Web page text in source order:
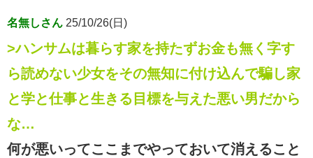
名無しさん 25/10/26(日)
>ハンサムは暮らす家を持たずお金も無く字す
ら読めない少女をその無知に付け込んで騙し家
と学と仕事と生きる目標を与えた悪い男だから
な…
何が悪いってここまでやっておいて消えること